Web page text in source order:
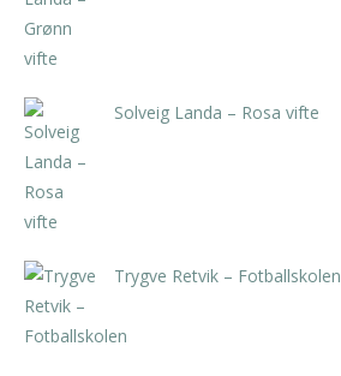
Solveig Landa – Rosa vifte
Trygve Retvik – Fotballskolen